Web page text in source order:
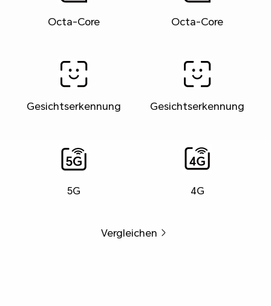
Octa-Core
Gesichtserkennung
5G
Octa-Core
Gesichtserkennung
4G
Vergleichen